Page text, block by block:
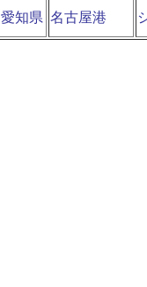
愛知県 名古屋港